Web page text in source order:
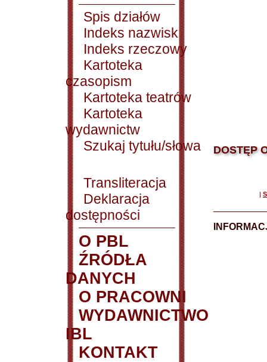
Spis działów
Indeks nazwisk
Indeks rzeczowy
Kartoteka
czasopism
Kartoteka teatrów
Kartoteka
wydawnictw
Szukaj tytułu/słowa
Transliteracja
Deklaracja
dostępności
O PBL
ŹRÓDŁA
DANYCH
O PRACOWNI
WYDAWNICTWO
IBL
KONTAKT
DOSTĘP
|